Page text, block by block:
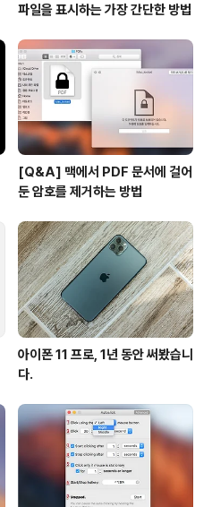
파일을 표시하는 가장 간단한 방법
[Q&A] 맥에서 PDF 문서에 걸어
둔 암호를 제거하는 방법
아이폰 11 프로, 1년 동안 써봤습니
다.